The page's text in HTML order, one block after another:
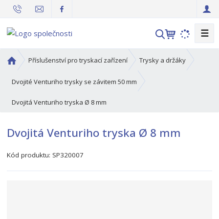
V
h
☰
v
o
n
t
a
Příslušenství pro tryskací zařízení Trysky a držáky
Dvojité Venturiho trysky se závitem 50 mm
Dvojitá Venturiho tryska Ø 8 mm
Dvojitá Venturiho tryska Ø 8 mm
Kód produktu: SP320007